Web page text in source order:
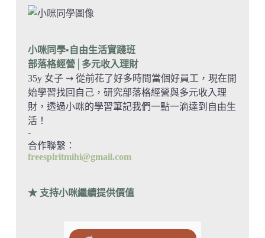
小咪同學•自由生活實踐班
部落格經營│多元收入理財
35y 女子 ⇝ 從前花了好多時間當個好員工，現在開
始學習找回自己，研究部落格經營與多元收入理
財，透過小咪的學習筆記我們一點一滴達到自由生
活！
-
合作聯繫：
freespiritmihi@gmail.com
★ 支持小咪繼續提供價值